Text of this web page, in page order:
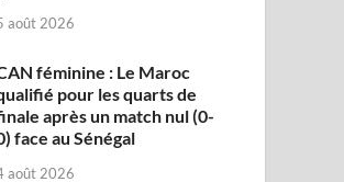
août 2026
féminine : Le Maroc
pour les quarts de
après un match nul (0-
face au Sénégal
août 2026